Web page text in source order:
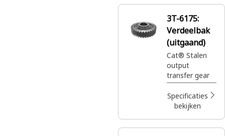
3T-6175:
Verdeelbak
(uitgaand)
Cat® Stalen
output
transfer gear
Specificaties
bekijken